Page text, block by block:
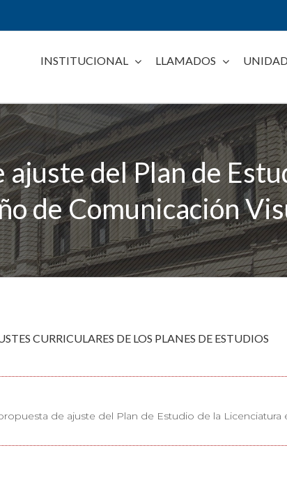
INSTITUCIONAL LLAMADOS
del Plan de
de Comunicación
CURRICULARES DE LOS PLANES DE ESTUDIOS
de ajuste del Plan de Estudio de la